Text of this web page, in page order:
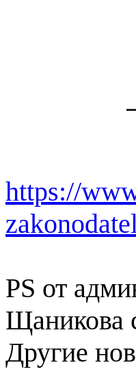
https://
PS от
Щаникова
Другие